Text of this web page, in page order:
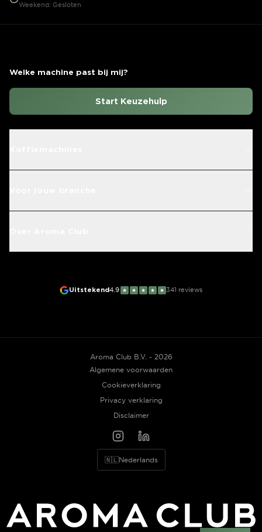
Weekend: Gesloten
Welke machine past bij mij?
Start Keuzehulp
Uitstekend4.9 ★ ★ ★ ★ ★ 341 reviews
Aroma Club B.V. - 2026
Algemene voorwaarden
Cookieverklaring
Privacy verklaring
Disclaimer
🇳🇱Nederlands